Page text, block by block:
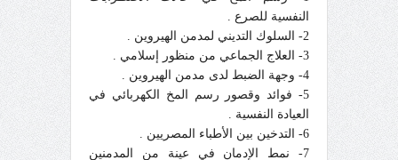
النفسية للصرع .
2- السلوك التديني لمدمن الهيروين .
3- العلاج الجماعي من منظور إسلامي .
4- وجهة الضبط لدى مدمن الهيروين .
5- فوائد وقصور رسم المخ الكهربائي في
العيادة النفسية .
6- التدخين بين الأطباء المصريين .
7- نمط الإدمان في عينة من المدمنين